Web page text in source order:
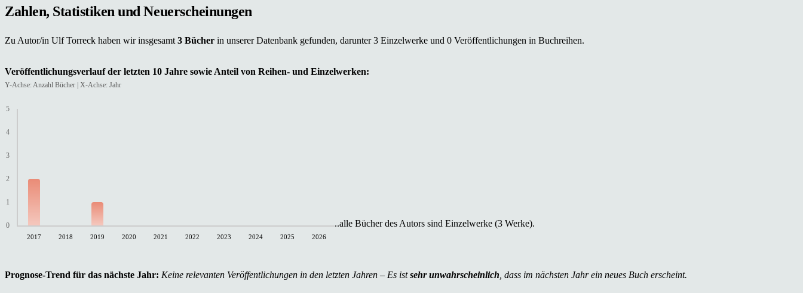
Zahlen, Statistiken und Neuerscheinungen
Zu Autor/in Ulf Torreck haben wir insgesamt 3 Bücher in unserer Datenbank gefunden, darunter 3 Einzelwerke und 0 Veröffentlichungen in Buchreihen.
Veröffentlichungsverlauf der letzten 10 Jahre sowie Anteil von Reihen- und Einzelwerken:
Y-Achse: Anzahl Bücher | X-Achse: Jahr
0
1
2
3
4
5
2017 2018 2019 2020 2021 2022 2023 2024 2025 2026
..alle Bücher des Autors sind Einzelwerke (3 Werke).
Prognose-Trend für das nächste Jahr: Keine relevanten Veröffentlichungen in den letzten Jahren – Es istsehr unwahrscheinlich , dass im nächsten Jahr ein neues Buch erscheint.